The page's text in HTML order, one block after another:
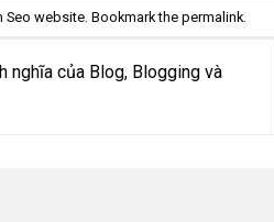
Seo website . Bookmark the permalink
nghĩa của Blog, Blogging và